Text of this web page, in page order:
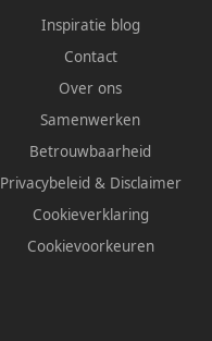
Inspiratie blog
Contact
Over ons
Samenwerken
Betrouwbaarheid
Privacybeleid & Disclaimer
Cookieverklaring
Cookievoorkeuren